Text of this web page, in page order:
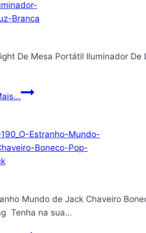
de
dois
2000W
De Mesa Portátil Iluminador
Ring
Mesa
Portátil
Luz
Branca
Mundo de Jack Chaveiro
Tenha na sua…